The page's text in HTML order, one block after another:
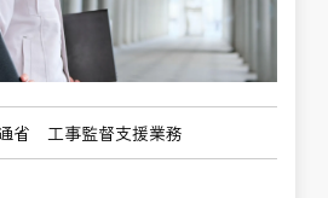
省 工事監督支援業務